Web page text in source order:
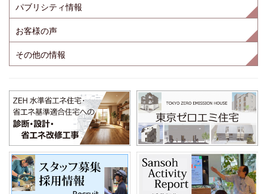
パブリシティ情報
お客様の声
その他の情報